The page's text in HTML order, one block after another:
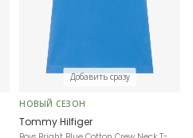
Добавить сразу
НОВЫЙ СЕЗОН
Tommy Hilfiger